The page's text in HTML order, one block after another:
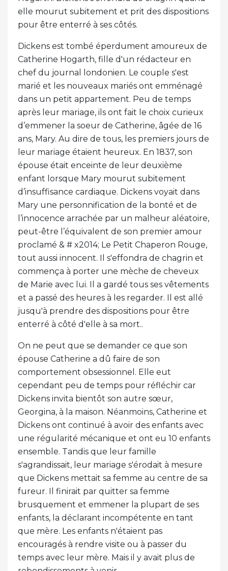
elle mourut subitement et prit des dispositions
pour être enterré à ses côtés.
Dickens est tombé éperdument amoureux de
Catherine Hogarth, fille d'un rédacteur en
chef du journal londonien. Le couple s'est
marié et les nouveaux mariés ont emménagé
dans un petit appartement. Peu de temps
après leur mariage, ils ont fait le choix curieux
d’emmener la soeur de Catherine, âgée de 16
ans, Mary. Au dire de tous, les premiers jours de
leur mariage étaient heureux. En 1837, son
épouse était enceinte de leur deuxième
enfant lorsque Mary mourut subitement
d’insuffisance cardiaque. Dickens voyait dans
Mary une personnification de la bonté et de
l’innocence arrachée par un malheur aléatoire,
peut-être l’équivalent de son premier amour
proclamé & # x2014; Le Petit Chaperon Rouge,
tout aussi innocent. Il s'effondra de chagrin et
commença à porter une mèche de cheveux
de Marie avec lui. Il a gardé tous ses vêtements
et a passé des heures à les regarder. Il est allé
jusqu'à prendre des dispositions pour être
enterré à côté d'elle à sa mort..
On ne peut que se demander ce que son
épouse Catherine a dû faire de son
comportement obsessionnel. Elle eut
cependant peu de temps pour réfléchir car
Dickens invita bientôt son autre sœur,
Georgina, à la maison. Néanmoins, Catherine et
Dickens ont continué à avoir des enfants avec
une régularité mécanique et ont eu 10 enfants
ensemble. Tandis que leur famille
s'agrandissait, leur mariage s'érodait à mesure
que Dickens mettait sa femme au centre de sa
fureur. Il finirait par quitter sa femme
brusquement et emmener la plupart de ses
enfants, la déclarant incompétente en tant
que mère. Les enfants n'étaient pas
encouragés à rendre visite ou à passer du
temps avec leur mère. Mais il y avait plus de